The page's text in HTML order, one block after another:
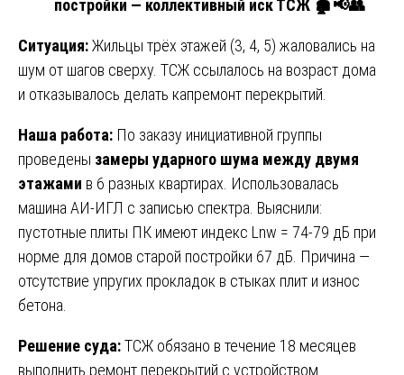
постройки — коллективный иск ТСЖ 🏚️📢👥
Ситуация:Жильцы трёх этажей (3, 4, 5) жаловались на
шум от шагов сверху. ТСЖ ссылалось на возраст дома
и отказывалось делать капремонт перекрытий.
Наша работа: По заказу инициативной группы
проведены замеры ударного шума между двумя
этажами в 6 разных квартирах. Использовалась
машина АИ-ИГЛ с записью спектра. Выяснили:
пустотные плиты ПК имеют индекс Lnw = 74-79 дБ при
норме для домов старой постройки 67 дБ. Причина —
отсутствие упругих прокладок в стыках плит и износ
бетона.
Решение суда:ТСЖ обязано в течение 18 месяцев
выполнить ремонт перекрытий с устройством